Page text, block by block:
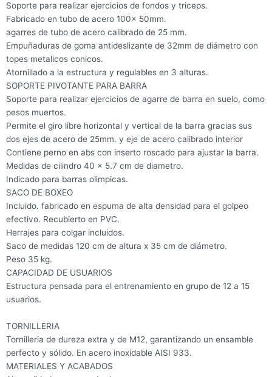
Soporte para realizar ejercicios de fondos y triceps.
Fabricado en tubo de acero 100x 50mm.
agarres de tubo de acero calibrado de 25 mm.
Empuñaduras de goma antideslizante de 32mm de diámetro con
topes metalicos conicos.
Atornillado a la estructura y regulables en 3 alturas.
SOPORTE PIVOTANTE PARA BARRA
Soporte para realizar ejercicios de agarre de barra en suelo, como
pesos muertos.
Permite el giro libre horizontal y vertical de la barra gracias sus
dos ejes de acero de 25mm. y eje de acero calibrado interior
Contiene perno en abs con inserto roscado para ajustar la barra.
Medidas de cilindro 40 x 5.7 cm de diametro.
Indicado para barras olimpicas.
SACO DE BOXEO
Incluido. fabricado en espuma de alta densidad para el golpeo
efectivo. Recubierto en PVC.
Herrajes para colgar incluidos.
Saco de medidas 120 cm de altura x 35 cm de diámetro.
Peso 35 kg.
CAPACIDAD DE USUARIOS
Estructura pensada para el entrenamiento en grupo de 12 a 15
usuarios.
TORNILLERIA
Tornilleria de dureza extra y de M12, garantizando un ensamble
perfecto y sólido. En acero inoxidable AISI 933.
MATERIALES Y ACABADOS